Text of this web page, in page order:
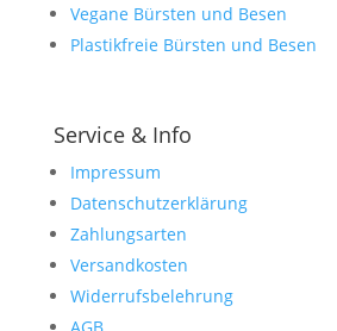
Vegane Bürsten und Besen
Plastikfreie Bürsten und Besen
Service & Info
Impressum
Datenschutzerklärung
Zahlungsarten
Versandkosten
Widerrufsbelehrung